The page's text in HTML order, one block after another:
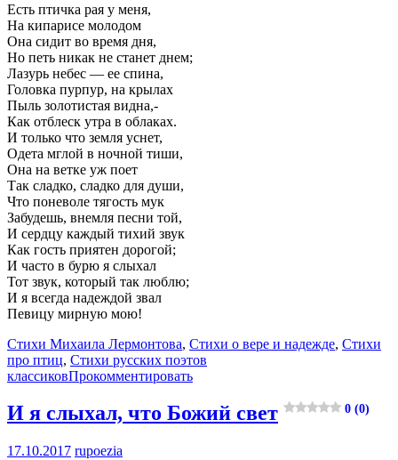
Есть птичка рая у меня,
На кипарисе молодом
Она сидит во время дня,
Но петь никак не станет днем;
Лазурь небес — ее спина,
Головка пурпур, на крылах
Пыль золотистая видна,-
Как отблеск утра в облаках.
И только что земля уснет,
Одета мглой в ночной тиши,
Она на ветке уж поет
Так сладко, сладко для души,
Что поневоле тягость мук
Забудешь, внемля песни той,
И сердцу каждый тихий звук
Как гость приятен дорогой;
И часто в бурю я слыхал
Тот звук, который так люблю;
И я всегда надеждой звал
Певицу мирную мою!
Стихи Михаила Лермонтова, Стихи о вере и надежде, Стихи
про птиц, Стихи русских поэтов
классиковПрокомментировать
И я слыхал, что Божий свет 0 (0)
17.10.2017 rupoezia